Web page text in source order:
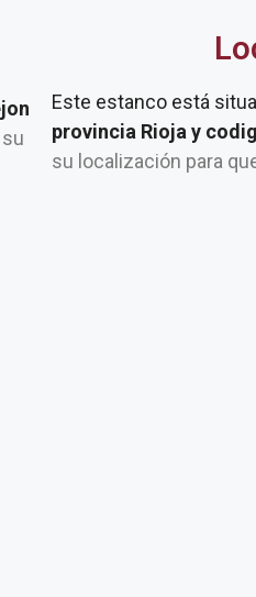
su
Este estanco está
provincia Rioja y
su localización para